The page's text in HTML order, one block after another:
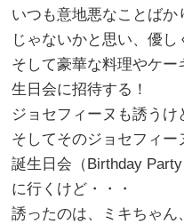
いつも意地悪なことば
じゃないかと思い、優し
そして豪華な料理やケ
生日会に招待する！
ジョセフィーヌも誘うけ
そしてそのジョセフィ
誕生日会（Birthday
に行くけど・・・
誘ったのは、ミキちゃん